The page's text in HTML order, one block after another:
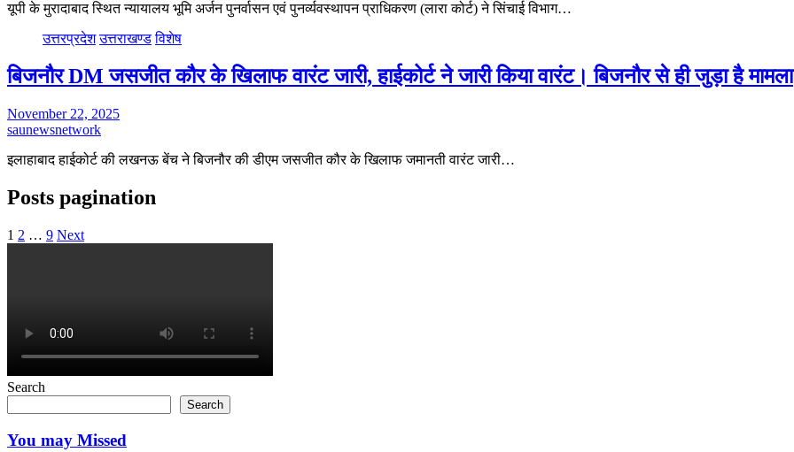
यूपी के मुरादाबाद स्थित न्यायालय भूमि अर्जन पुनर्वासन एवं पुनर्व्यवस्थापन प्राधिकरण (लारा कोर्ट) ने सिंचाई विभाग…
उत्तरप्रदेश उत्तराखण्ड विशेष
बिजनौर DM जसजीत कौर के खिलाफ वारंट जारी, हाईकोर्ट ने जारी किया वारंट। बिजनौर से ही जुड़ा है मामला
November 22, 2025
saunewsnetwork
इलाहाबाद हाईकोर्ट की लखनऊ बेंच ने बिजनौर की डीएम जसजीत कौर के खिलाफ जमानती वारंट जारी…
Posts pagination
1 2 … 9 Next
Search
Search
You may Missed